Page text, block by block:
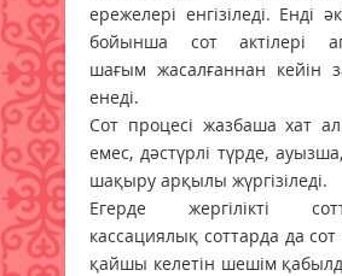
ережелері енгізіледі. Енді
бойынша сот актілері
шағым жасалғаннан кейін
енеді.
Сот процесі жазбаша хат
емес, дәстүрлі түрде,
шақыру арқылы жүргізіледі.
Егерде жергілікті
кассациялық соттарда да сот
қайшы келетін шешім